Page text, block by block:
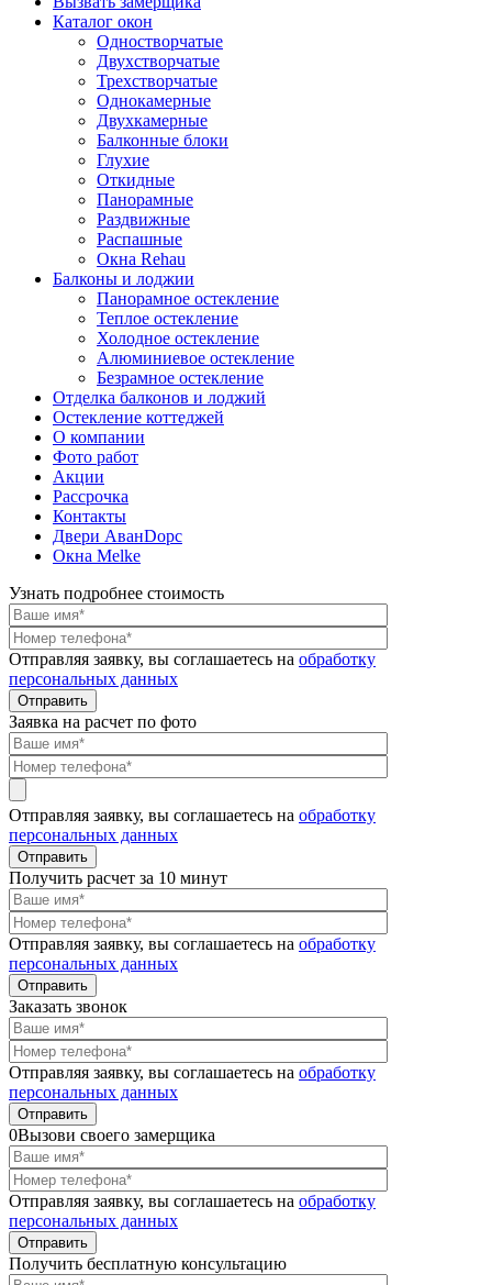
Каталог окон
Одностворчатые
Двухстворчатые
Трехстворчатые
Однокамерные
Двухкамерные
Балконные блоки
Глухие
Откидные
Панорамные
Раздвижные
Распашные
Окна Rehau
Балконы и лоджии
Панорамное остекление
Теплое остекление
Холодное остекление
Алюминиевое остекление
Безрамное остекление
Отделка балконов и лоджий
Остекление коттеджей
О компании
Фото работ
Акции
Рассрочка
Контакты
Двери АванDорс
Окна Melke
Узнать подробнее стоимость
Отправляя заявку, вы соглашаетесь на обработку
персональных данных
Заявка на расчет по фото
Отправляя заявку, вы соглашаетесь на обработку
персональных данных
Получить расчет за 10 минут
Отправляя заявку, вы соглашаетесь на обработку
персональных данных
Заказать звонок
Отправляя заявку, вы соглашаетесь на обработку
персональных данных
0Вызови своего замерщика
Отправляя заявку, вы соглашаетесь на обработку
персональных данных
Получить бесплатную консультацию